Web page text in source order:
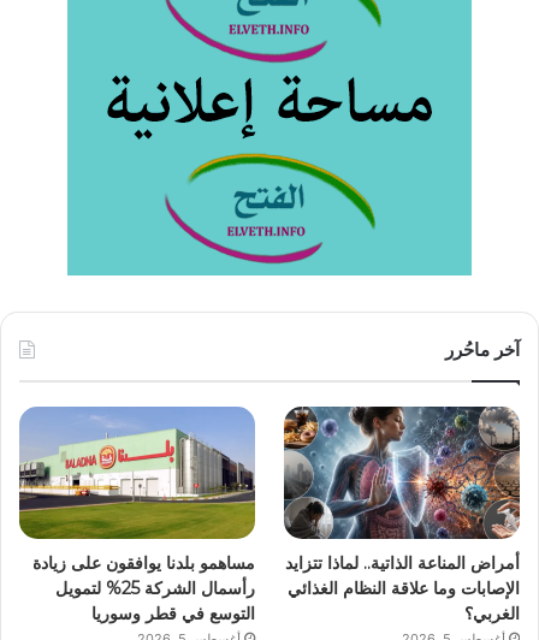
آخر ماحُرر
أمراض المناعة الذاتية.. لماذا تتزايد
الإصابات وما علاقة النظام الغذائي
الغربي؟
مساهمو بلدنا يوافقون على زيادة
رأسمال الشركة 25% لتمويل
التوسع في قطر وسوريا